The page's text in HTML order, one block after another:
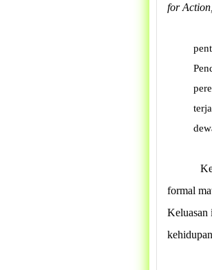
for
formal
Keluasan